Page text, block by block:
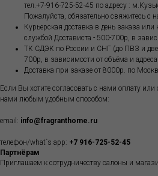
тел.+7-916-725-52-45 по адресу :
Пожалуйста, обязательно свяжитесь с
Курьерская доставка в день заказа
службой Достависта - 500-700р, в
ТК СДЭК по России и СНГ (до ПВЗ и
700р, в зависимости от объёма и адреса
Доставка при заказе от 8000р. по
Если Вы хотите согласовать с нами оплату или
нами любым удобным способом:
email: info@fragranthome.ru
телефон/what`s app: +7 916-725-52-45
Партнёрам
Приглашаем к сотрудничеству салоны и